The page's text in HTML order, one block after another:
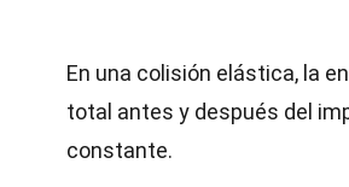
En una colisión elástica, la
total antes y después del
constante.